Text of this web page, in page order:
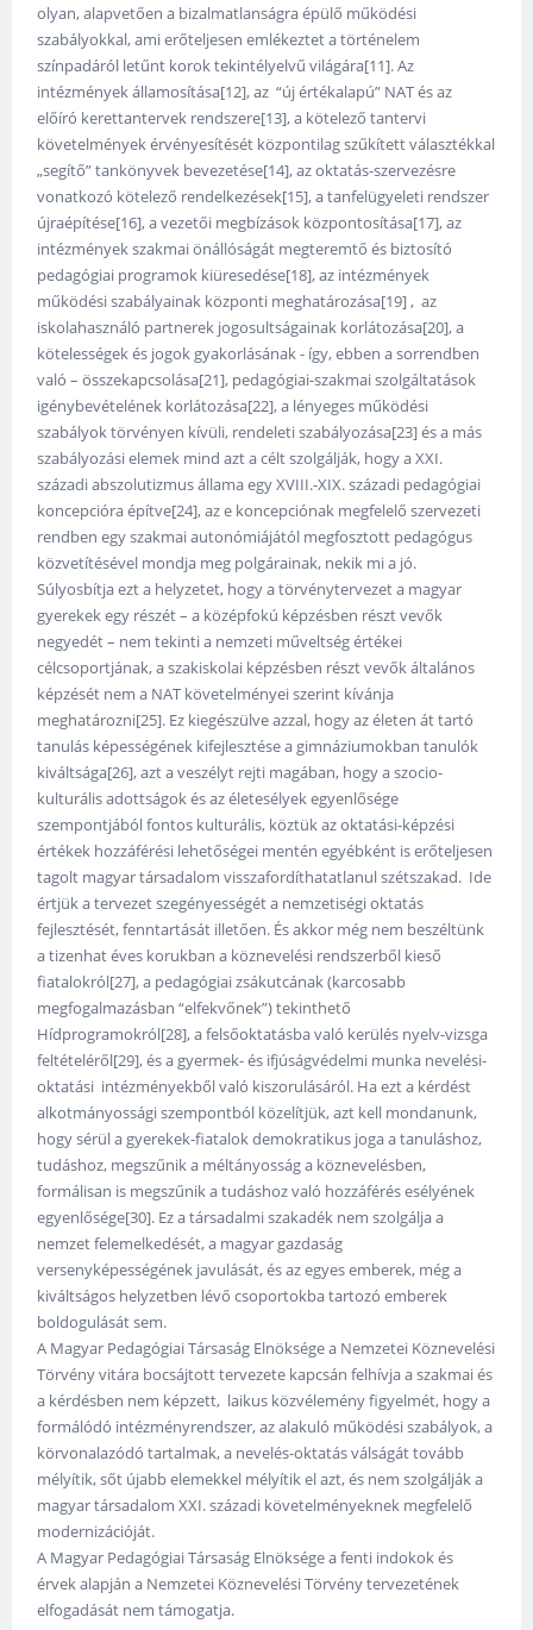
olyan, alapvetően a bizalmatlanságra épülő működési
szabályokkal, ami erőteljesen emlékeztet a történelem
színpadáról letűnt korok tekintélyelvű világára[11]. Az
intézmények államosítása[12], az “új értékalapú” NAT és az
előíró kerettantervek rendszere[13], a kötelező tantervi
követelmények érvényesítését központilag szűkített választékkal
„segítő” tankönyvek bevezetése[14], az oktatás-szervezésre
vonatkozó kötelező rendelkezések[15], a tanfelügyeleti rendszer
újraépítése[16], a vezetői megbízások központosítása[17], az
intézmények szakmai önállóságát megteremtő és biztosító
pedagógiai programok kiüresedése[18], az intézmények
működési szabályainak központi meghatározása[19] , az
iskolahasználó partnerek jogosultságainak korlátozása[20], a
kötelességek és jogok gyakorlásának - így, ebben a sorrendben
való – összekapcsolása[21], pedagógiai-szakmai szolgáltatások
igénybevételének korlátozása[22], a lényeges működési
szabályok törvényen kívüli, rendeleti szabályozása[23] és a más
szabályozási elemek mind azt a célt szolgálják, hogy a XXI.
századi abszolutizmus állama egy XVIII.-XIX. századi pedagógiai
koncepcióra építve[24], az e koncepciónak megfelelő szervezeti
rendben egy szakmai autonómiájától megfosztott pedagógus
közvetítésével mondja meg polgárainak, nekik mi a jó.
Súlyosbítja ezt a helyzetet, hogy a törvénytervezet a magyar
gyerekek egy részét – a középfokú képzésben részt vevők
negyedét – nem tekinti a nemzeti műveltség értékei
célcsoportjának, a szakiskolai képzésben részt vevők általános
képzését nem a NAT követelményei szerint kívánja
meghatározni[25]. Ez kiegészülve azzal, hogy az életen át tartó
tanulás képességének kifejlesztése a gimnáziumokban tanulók
kiváltsága[26], azt a veszélyt rejti magában, hogy a szocio-
kulturális adottságok és az életesélyek egyenlősége
szempontjából fontos kulturális, köztük az oktatási-képzési
értékek hozzáférési lehetőségei mentén egyébként is erőteljesen
tagolt magyar társadalom visszafordíthatatlanul szétszakad. Ide
értjük a tervezet szegényességét a nemzetiségi oktatás
fejlesztését, fenntartását illetően. És akkor még nem beszéltünk
a tizenhat éves korukban a köznevelési rendszerből kieső
fiatalokról[27], a pedagógiai zsákutcának (karcosabb
megfogalmazásban “elfekvőnek”) tekinthető
Hídprogramokról[28], a felsőoktatásba való kerülés nyelv-vizsga
feltételéről[29], és a gyermek- és ifjúságvédelmi munka nevelési-
oktatási intézményekből való kiszorulásáról. Ha ezt a kérdést
alkotmányossági szempontból közelítjük, azt kell mondanunk,
hogy sérül a gyerekek-fiatalok demokratikus joga a tanuláshoz,
tudáshoz, megszűnik a méltányosság a köznevelésben,
formálisan is megszűnik a tudáshoz való hozzáférés esélyének
egyenlősége[30]. Ez a társadalmi szakadék nem szolgálja a
nemzet felemelkedését, a magyar gazdaság
versenyképességének javulását, és az egyes emberek, még a
kiváltságos helyzetben lévő csoportokba tartozó emberek
boldogulását sem.
A Magyar Pedagógiai Társaság Elnöksége a Nemzetei Köznevelési
Törvény vitára bocsájtott tervezete kapcsán felhívja a szakmai és
a kérdésben nem képzett, laikus közvélemény figyelmét, hogy a
formálódó intézményrendszer, az alakuló működési szabályok, a
körvonalazódó tartalmak, a nevelés-oktatás válságát tovább
mélyítik, sőt újabb elemekkel mélyítik el azt, és nem szolgálják a
magyar társadalom XXI. századi követelményeknek megfelelő
modernizációját.
A Magyar Pedagógiai Társaság Elnöksége a fenti indokok és
érvek alapján a Nemzetei Köznevelési Törvény tervezetének
elfogadását nem támogatja.